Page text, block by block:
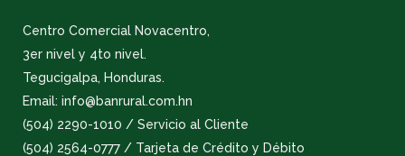
Centro Comercial Novacentro,
3er nivel y 4to nivel.
Tegucigalpa, Honduras.
Email: info@banrural.com.hn
(504) 2290-1010 / Servicio al Cliente
(504) 2564-0777 / Tarjeta de Crédito y Débito